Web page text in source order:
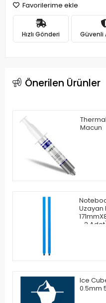
Favorilerime ekle
Hızlı Gönderi Güvenli
Önerilen Ürünler
Macun
Uzayan
- 2
Ice
0.5mm